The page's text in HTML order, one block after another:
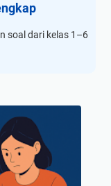
soal dari kelas 1–6